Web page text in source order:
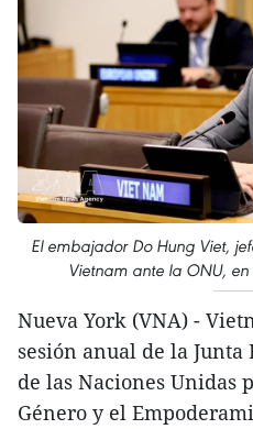
El embajador Do Hung Viet,
Vietnam ante la ONU,
Nueva York (VNA) -
sesión anual de la
de las Naciones Unidas
Género y el